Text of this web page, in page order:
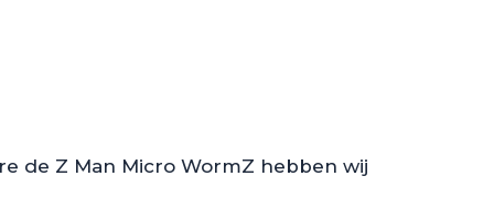
de Z Man Micro WormZ hebben wij